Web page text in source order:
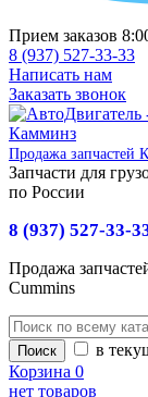
Прием заказов
8 (937) 527-33-33
Написать нам
Заказать звонок
Продажа запчастей
Запчасти для
по России
8 (937) 527-33-
Продажа
Cummins
в
Корзина 0
нет товаров